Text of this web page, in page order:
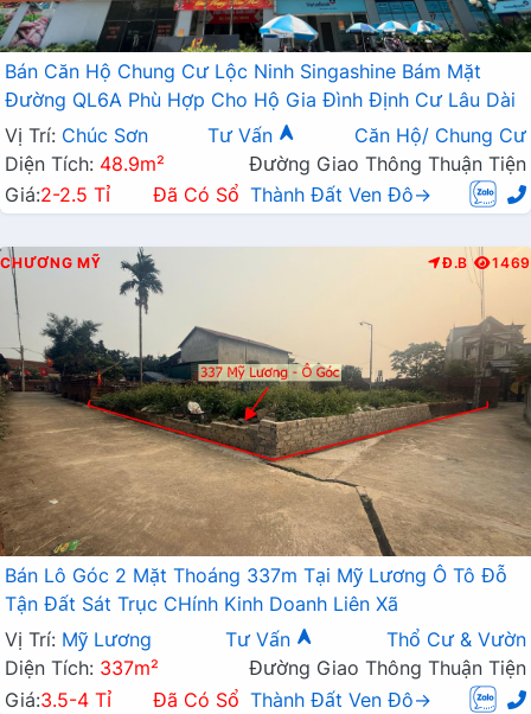
Bán Căn Hộ Chung Cư Lộc Ninh Singashine Bám Mặt
Đường QL6A Phù Hợp Cho Hộ Gia Đình Định Cư Lâu Dài
Vị Trí: Chúc Sơn Tư Vấn
Căn Hộ/ Chung Cư
Diện Tích: 48.9m²
Đường Giao Thông Thuận Tiện
Giá:2-2.5 Tỉ Đã Có Sổ Thành Đất Ven Đô→
CHƯƠNG MỸ Đ.B 1469
Bán Lô Góc 2 Mặt Thoáng 337m Tại Mỹ Lương Ô Tô Đỗ
Tận Đất Sát Trục CHính Kinh Doanh Liên Xã
Vị Trí: Mỹ Lương Tư Vấn
Thổ Cư & Vườn
Diện Tích: 337m²
Đường Giao Thông Thuận Tiện
Giá:3.5-4 Tỉ Đã Có Sổ Thành Đất Ven Đô→